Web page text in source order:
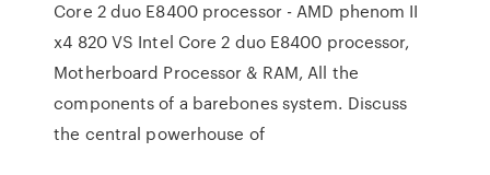
Core 2 duo E8400 processor - AMD phenom II
x4 820 VS Intel Core 2 duo E8400 processor,
Motherboard Processor & RAM, All the
components of a barebones system. Discuss
the central powerhouse of